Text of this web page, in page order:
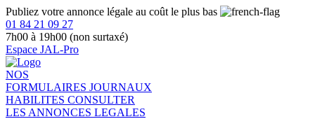
Publiez votre annonce légale au coût le plus bas
01 84 21 09 27
7h00 à 19h00 (non surtaxé)
Espace JAL-Pro
NOS
FORMULAIRES JOURNAUX
HABILITES CONSULTER
LES ANNONCES LEGALES